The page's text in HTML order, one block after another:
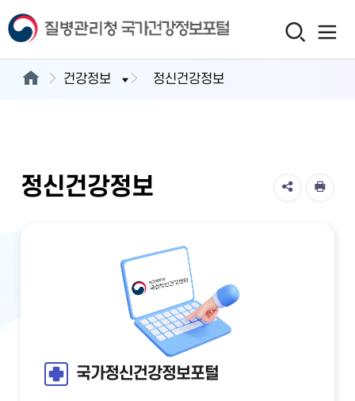
건강정보 정신건강정보
정신건강정보
국가정신건강정보포털